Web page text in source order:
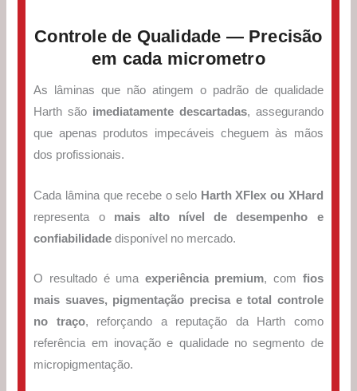
Controle de Qualidade — Precisão
em cada micrometro
As lâminas que não atingem o padrão de qualidade
Harth são imediatamente descartadas, assegurando
que apenas produtos impecáveis cheguem às mãos
dos profissionais.
Cada lâmina que recebe o selo Harth XFlex ou XHard
representa o mais alto nível de desempenho e
confiabilidade disponível no mercado.
O resultado é uma experiência premium, com fios
mais suaves, pigmentação precisa e total controle
no traço, reforçando a reputação da Harth como
referência em inovação e qualidade no segmento de
micropigmentação.